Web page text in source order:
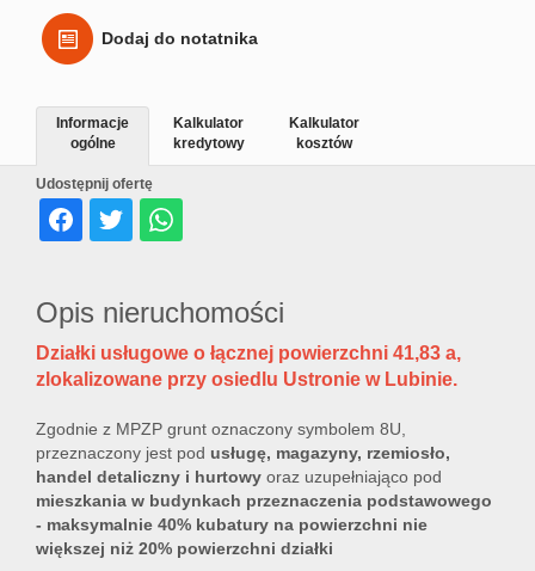
Dodaj do notatnika
Udostępnij ofertę
Informacje
ogólne
Kalkulator
kredytowy
Kalkulator
kosztów
Opis nieruchomości
Działki usługowe o łącznej powierzchni 41,83 a,
zlokalizowane przy osiedlu Ustronie w Lubinie.
Zgodnie z MPZP grunt oznaczony symbolem 8U,
przeznaczony jest pod usługę, magazyny, rzemiosło,
handel detaliczny i hurtowy oraz uzupełniająco pod
mieszkania w budynkach przeznaczenia podstawowego
- maksymalnie 40% kubatury na powierzchni nie
większej niż 20% powierzchni działki